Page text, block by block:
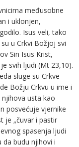
međusobne
i uklonjen,
Isus veli, tako
u Crkvi Božjoj svi
Sin Isus Krist,
svih ljudi (Mt 23,10).
sluge su Crkve
Božju Crkvu u ime i
usta kao
posvećuje vjernike
je „čuvar i pastir
spasenja ljudi
da budu njihovi i